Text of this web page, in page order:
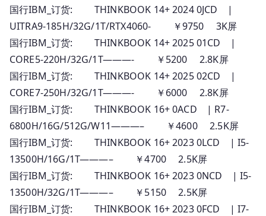
国行IBM_订货: THINKBOOK 14+ 2024 0JCD |
UITRA9-185H/32G/1T/RTX4060- ￥9750 3K屏
国行IBM_订货: THINKBOOK 14+ 2025 01CD |
CORE5-220H/32G/1T———- ￥5200 2.8K屏
国行IBM_订货: THINKBOOK 14+ 2025 02CD |
CORE7-250H/32G/1T———- ￥6000 2.8K屏
国行IBM_订货: THINKBOOK 16+ 0ACD | R7-
6800H/16G/512G/W11———– ￥4600 2.5K屏
国行IBM_订货: THINKBOOK 16+ 2023 0LCD | I5-
13500H/16G/1T———– ￥4700 2.5K屏
国行IBM_订货: THINKBOOK 16+ 2023 0NCD | I5-
13500H/32G/1T———– ￥5150 2.5K屏
国行IBM_订货: THINKBOOK 16+ 2023 0FCD | I7-